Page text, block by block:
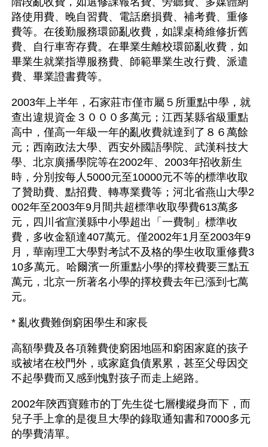
路使用費、晚自習費、電話磨損費、補考費、重修
費等。在後勤服務環節亂收費，如課桌椅維修折舊
費、自行車寄存費。在畢業生離校環節亂收費，如
畢業生就業指導服務費、師範畢業生改行費、派遣
費、畢業證書費等。
2003年上半年，石家莊市僅市屬５所重點中學，就
查出違規資金３０００多萬元；江西某縣省級重點
高中，僅高一年級一年的亂收費就達到了８６萬餘
元；西南政法大學、西安外國語學院、武漢科技大
學、北京廣播學院等在2002年、2003年招收新生
時，分別按每人5000元至10000元不等的標準收取
了贊助費、點招費、轉專業費等；河北省燕山大學2
002年至2003年9月間共超標準收取學費613萬多
元，四川省宣漢縣中小學超出「一費制」標準收
費，多收金額達407萬元。僅2002年1月至2003年9
月，華南理工大學對考試不及格的學生收取重修費3
10多萬元。哈爾濱一所重點小學的擇校費要三點五
萬元，北京一所著名小學的擇校費去年已漲到七萬
元。
* 亂收費難倒窮困學生和家長
高額學費及各項雜費使窮困地區和窮困家庭的孩子
或被堵在校門外，或家庭負債累累，甚至父母因交
不起學費而又感到愧對孩子而走上絕路。
2002年陝西寶雞市的丁先生從七層樓縱身而下，而
兒子手上拿的是復旦大學的錄取通知書和7000多元
的學費清單。